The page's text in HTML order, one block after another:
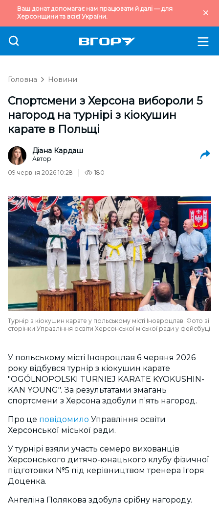
Ваш донат допомагає нам працювати й далі — для
Херсонщини та всієї України.
Головна Новини
Спортсмени з Херсона вибороли 5
нагород на турнірі з кіокушин
карате в Польщі
Діана Кардаш
Автор
09 червня 2026 10:28
180
Турнір з кіокушин карате у польському місті Іновроцлав. Фото зі
сторінки Управління освіти Херсонської міської ради у фейсбуці
У польському місті Іновроцлав 6 червня 2026
року відбувся турнір з кіокушин карате
"OGÓLNOPOLSKI TURNIEJ KARATE KYOKUSHIN-
KAN YOUNG". За результатами змагань
спортсмени з Херсона здобули п’ять нагород.
Про це повідомило Управління освіти
Херсонської міської ради.
У турнірі взяли участь семеро вихованців
Херсонського дитячо-юнацького клубу фізичної
підготовки №5 під керівництвом тренера Ігоря
Доценка.
Ангеліна Полякова здобула срібну нагороду.